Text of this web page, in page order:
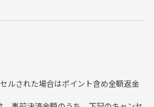
ルされた場合はポイント含め全額返金